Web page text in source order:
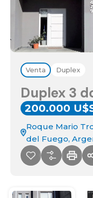
Venta Duplex
Duplex 3
200.000
Roque Mario
del Fuego,